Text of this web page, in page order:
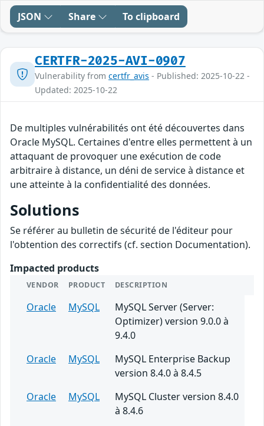
JSON Share To clipboard
CERTFR-2025-AVI-0907
Vulnerability from certfr_avis - Published: 2025-10-22 -
Updated: 2025-10-22
De multiples vulnérabilités ont été découvertes dans
Oracle MySQL. Certaines d'entre elles permettent à un
attaquant de provoquer une exécution de code
arbitraire à distance, un déni de service à distance et
une atteinte à la confidentialité des données.
Solutions
Se référer au bulletin de sécurité de l'éditeur pour
l'obtention des correctifs (cf. section Documentation).
Impacted products
VENDOR PRODUCT DESCRIPTION
Oracle MySQL
MySQL Server (Server:
Optimizer) version 9.0.0 à
9.4.0
Oracle
MySQL
MySQL Enterprise Backup
version 8.4.0 à 8.4.5
Oracle
MySQL
MySQL Cluster version 8.4.0
à 8.4.6